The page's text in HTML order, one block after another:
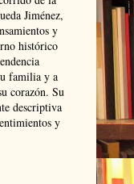
Jiménez,
y
histórico
familia y a
corazón. Su
descriptiva
y